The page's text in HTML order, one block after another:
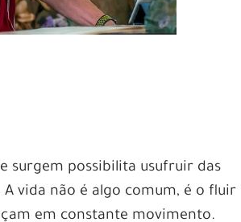
surgem possibilita usufruir das
vida não é algo comum, é o fluir
em constante movimento.